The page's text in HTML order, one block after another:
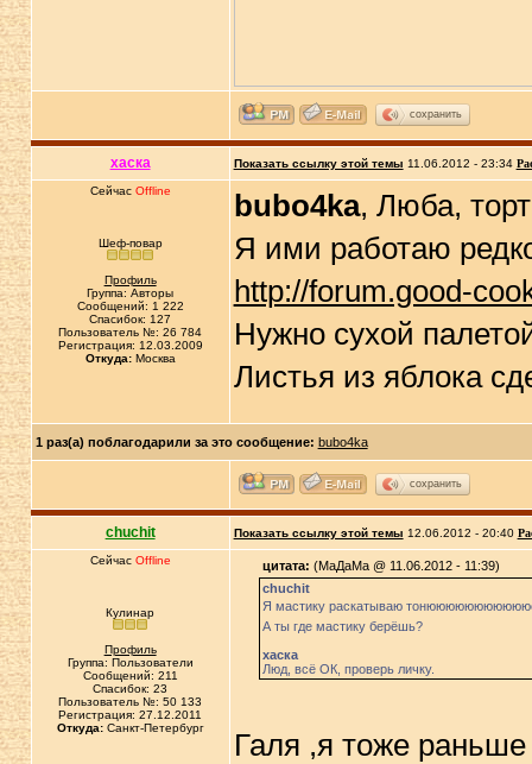
сохранить
хаска Показать ссылку этой темы 11.06.2012 - 23:34
Сейчас Offline
Шеф-повар
Профиль
Группа: Авторы
Сообщений: 1 222
Спасибок: 127
Пользователь №: 26 784
Регистрация: 12.03.2009
Откуда:Москва
bubo4ka, Люба,
Я ими работаю
http://forum.good-
Нужно сухой
Листья из яблока
1 раз(а) поблагодарили за это сообщение: bubo4ka
сохранить
chuchit Показать ссылку этой темы 12.06.2012 - 20:40
Сейчас Offline
Кулинар
Профиль
Группа: Пользователи
Сообщений: 211
Спасибок: 23
Пользователь №: 50 133
Регистрация: 27.12.2011
Откуда:Санкт-Петербург
цитата: (МаДаМа @ 11.06.2012 - 11:39)
chuchit
Я мастику раскатываю
А ты где мастику берёшь?
хаска
Люд, всё ОК, проверь личку.
Галя ,я тоже